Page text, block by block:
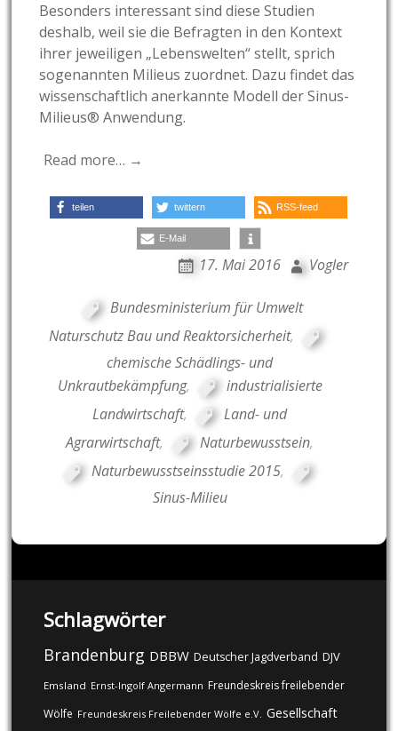
Besonders interessant sind diese Studien
deshalb, weil sie die Befragten in den Kontext
ihrer jeweiligen „Lebenswelten“ stellt, sprich
sogenannten Milieus zuordnet. Dazu findet das
wissenschaftlich anerkannte Modell der Sinus-
Milieus® Anwendung.
Read more… →
teilen twittern RSS-feed
E-Mail
17. Mai 2016 Vogler
Bundesministerium für Umwelt
Naturschutz Bau und Reaktorsicherheit,
chemische Schädlings- und
Unkrautbekämpfung,
industrialisierte
Landwirtschaft,
Land- und
Agrarwirtschaft, Naturbewusstsein,
Naturbewusstseinsstudie 2015,
Sinus-Milieu
Schlagwörter
Brandenburg DBBW Deutscher Jagdverband DJV
Emsland Ernst-Ingolf Angermann Freundeskreis freilebender
Wölfe Freundeskreis Freilebender Wölfe e.V. Gesellschaft